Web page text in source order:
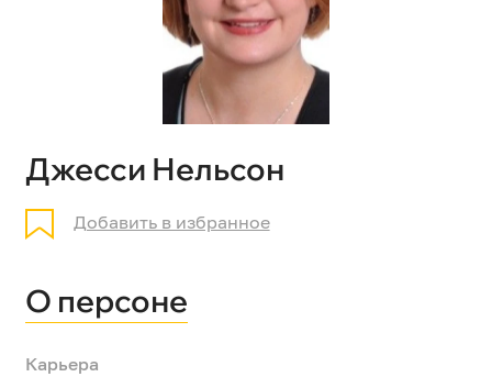
Джесси Нельсон
Добавить в избранное
О персоне
Карьера